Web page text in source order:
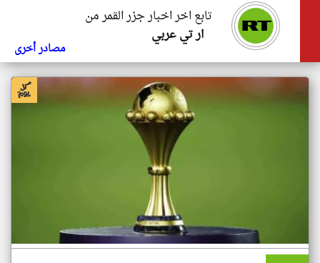
تابع اخر اخبار جزر القمر من
ار تي عربي
مصادر أخرى